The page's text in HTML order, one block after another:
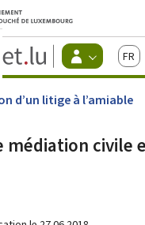
Aller au menu
Aller au contenu
Guichet.lu
Changer
d'espace
-
Menu
actif
principal
d’un litige à l’amiable
médiation civile